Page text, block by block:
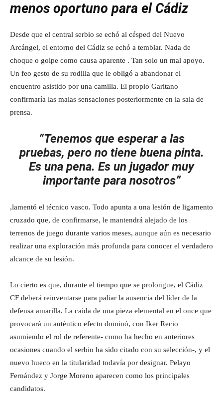
menos oportuno para el Cádiz
Desde que el central serbio se echó al césped del Nuevo
Arcángel, el entorno del Cádiz se echó a temblar. Nada de
choque o golpe como causa aparente . Tan solo un mal apoyo.
Un feo gesto de su rodilla que le obligó a abandonar el
encuentro asistido por una camilla. El propio Garitano
confirmaría las malas sensaciones posteriormente en la sala de
prensa.
“Tenemos que esperar a las
pruebas, pero no tiene buena pinta.
Es una pena. Es un jugador muy
importante para nosotros”
,lamentó el técnico vasco. Todo apunta a una lesión de ligamento
cruzado que, de confirmarse, le mantendrá alejado de los
terrenos de juego durante varios meses, aunque aún es necesario
realizar una exploración más profunda para conocer el verdadero
alcance de su lesión.
Lo cierto es que, durante el tiempo que se prolongue, el Cádiz
CF deberá reinventarse para paliar la ausencia del líder de la
defensa amarilla. La caída de una pieza elemental en el once que
provocará un auténtico efecto dominó, con Iker Recio
asumiendo el rol de referente- como ha hecho en anteriores
ocasiones cuando el serbio ha sido citado con su selección-, y el
nuevo hueco en la titularidad todavía por designar. Pelayo
Fernández y Jorge Moreno aparecen como los principales
candidatos.